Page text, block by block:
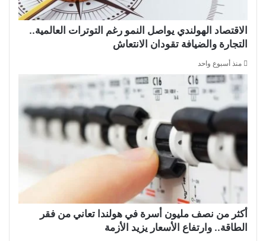
الاقتصاد الهولندي يواصل النمو رغم التوترات العالمية..
التجارة والضيافة تقودان الانتعاش
منذ أسبوع واحد
أكثر من نصف مليون أسرة في هولندا تعاني من فقر
الطاقة.. وارتفاع الأسعار يزيد الأزمة